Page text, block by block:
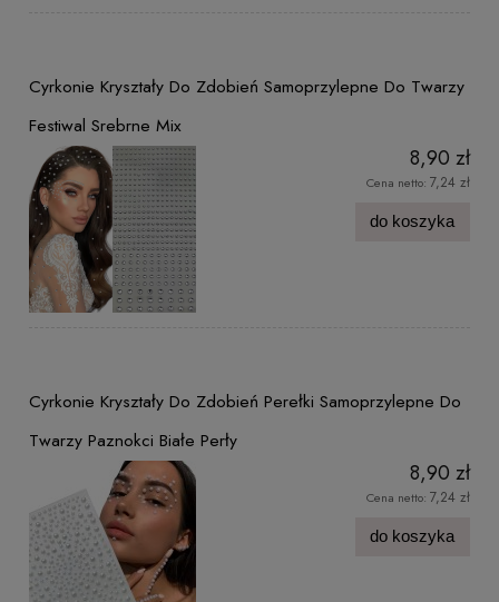
Cyrkonie Kryształy Do Zdobień Samoprzylepne Do Twarzy
Festiwal Srebrne Mix
8,90 zł
Cena netto: 7,24 zł
do koszyka
Cyrkonie Kryształy Do Zdobień Perełki Samoprzylepne Do
Twarzy Paznokci Białe Perły
8,90 zł
Cena netto: 7,24 zł
do koszyka